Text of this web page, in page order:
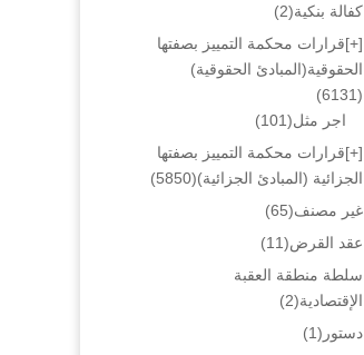
كفالة بنكية(2)
[+]قرارات محكمة التمييز بصفتها
الحقوقية(المبادئ الحقوقية)
(6131)
اجر مثل(101)
[+]قرارات محكمة التمييز بصفتها
الجزائية (المبادئ الجزائية)(5850)
غير مصنف(65)
عقد القرض(11)
سلطة منطقة العقبة
الإقتصادية(2)
دستور (1)